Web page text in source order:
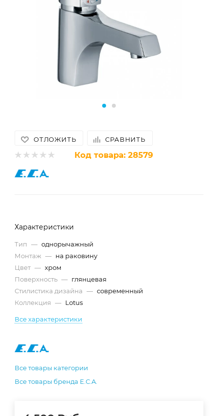
ОТЛОЖИТЬ СРАВНИТЬ
Код товара: 28579
Характеристики
Тип — однорычажный
Монтаж — на раковину
Цвет — хром
Поверхность — глянцевая
Стилистика дизайна — современный
Коллекция — Lotus
Все характеристики
Все товары категории
Все товары бренда E.C.A.